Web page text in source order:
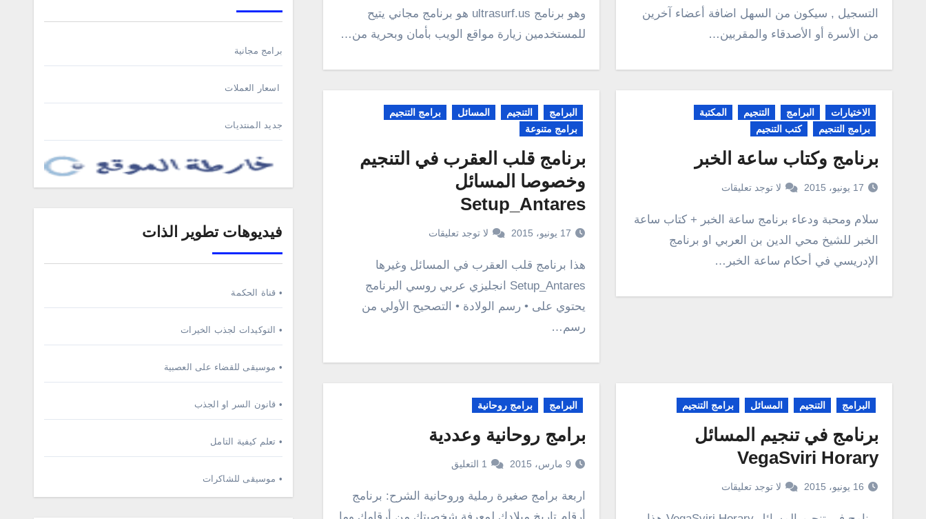
التسجيل , سيكون من السهل اضافة أعضاء آخرين
من الأسرة أو الأصدقاء والمقربين…
وهو برنامج ultrasurf.us هو برنامج مجاني يتيح
للمستخدمين زيارة مواقع الويب بأمان وبحرية من…
الاختيارات البرامج التنجيم
المكتبة
برامج التنجيم
كتب التنجيم
برنامج وكتاب ساعة الخبر
17 يونيو، 2015 لا توجد تعليقات
سلام ومحبة ودعاء برنامج ساعة الخبر + كتاب ساعة
الخبر للشيخ محي الدين بن العربي او برنامج
الإدريسي في أحكام ساعة الخبر…
البرامج التنجيم المسائل
برامج التنجيم
برامج متنوعة
برنامج قلب العقرب في التنجيم
وخصوصا المسائل
Setup_Antares
17 يونيو، 2015 لا توجد تعليقات
هذا برنامج قلب العقرب في المسائل وغيرها
Setup_Antares انجليزي عربي روسي البرنامج
يحتوي على • رسم الولادة • التصحيح الأولي من
رسم…
البرامج التنجيم المسائل برامج التنجيم
برنامج في تنجيم المسائل
VegaSviri Horary
16 يونيو، 2015 لا توجد تعليقات
البرامج برامج روحانية
برامج روحانية وعددية
9 مارس، 2015 1 التعليق
اربعة برامج صغيرة رملية وروحانية الشرح: برنامج
برامج مجانية
اسعار العملات
جديد المنتديات
فيديوهات تطوير الذات
• قناة الحكمة
• التوكيدات لجذب الخيرات
• موسيقى للقضاء على العصبية
• قانون السر او الجذب
• تعلم كيفية التامل
• موسيقى للشاكرات